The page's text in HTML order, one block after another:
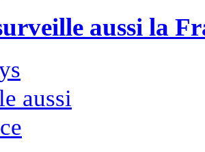
aussi la